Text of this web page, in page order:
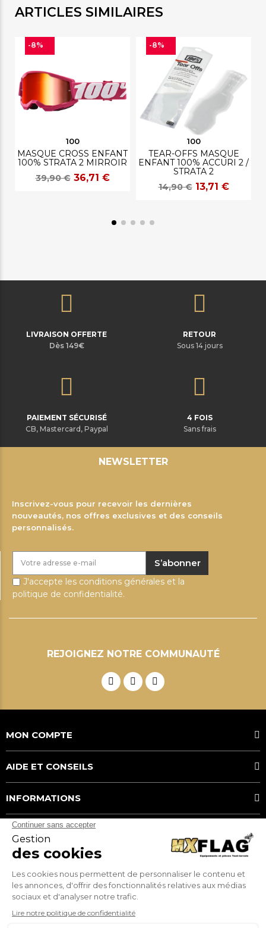
ARTICLES SIMILAIRES
100
MASQUE CROSS ENFANT
100% STRATA 2 MIRROIR
39,90 € 36,71 €
-8%
100
TEAR-OFFS MASQUE
ENFANT 100% ACCURI 2 /
STRATA 2
14,90 € 13,71 €
-8%
LIVRAISON OFFERTE
Dès 149€
RETOUR
Sous 14 jours
PAIEMENT SÉCURISÉ
CB, Mastercard, Paypal
4 FOIS
Sans frais
NEWSLETTER
Inscrivez-vous pour recevoir les dernières
nouveautés, nos offres exclusives et des conseils
personnalisés.
S’abonner
J'accepte les conditions générales et la
politique de confidentialité.
REJOIGNEZ NOTRE COMMUNAUTÉ
MON COMPTE
AIDE ET CONSEILS
INFORMATIONS
MOYENS DE PAIEMENT